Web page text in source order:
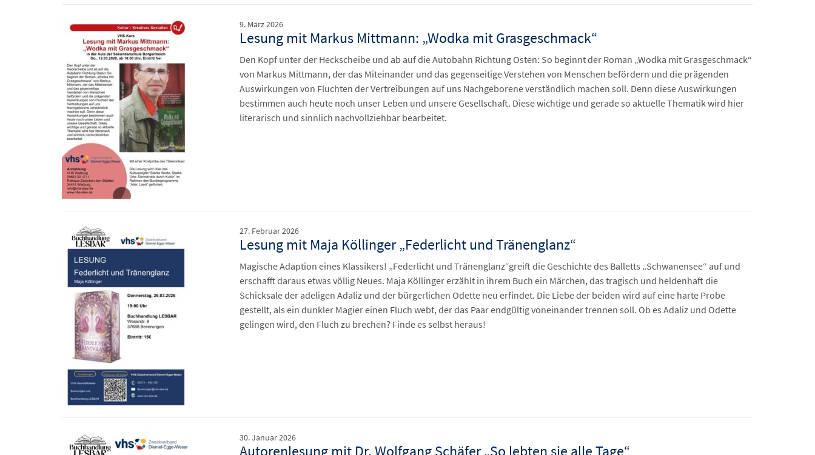
9. März 2026
Lesung mit Markus Mittmann: „Wodka mit Grasgeschmack“
Den Kopf unter der Heckscheibe und ab auf die Autobahn Richtung Osten: So beginnt der Roman „Wodka mit Grasgeschmack“
von Markus Mittmann, der das Miteinander und das gegenseitige Verstehen von Menschen befördern und die prägenden
Auswirkungen von Fluchten der Vertreibungen auf uns Nachgeborene verständlich machen soll. Denn diese Auswirkungen
bestimmen auch heute noch unser Leben und unsere Gesellschaft. Diese wichtige und gerade so aktuelle Thematik wird hier
literarisch und sinnlich nachvollziehbar bearbeitet.
27. Februar 2026
Lesung mit Maja Köllinger „Federlicht und Tränenglanz“
Magische Adaption eines Klassikers! „Federlicht und Tränenglanz“greift die Geschichte des Balletts „Schwanensee“ auf und
erschafft daraus etwas völlig Neues. Maja Köllinger erzählt in ihrem Buch ein Märchen, das tragisch und heldenhaft die
Schicksale der adeligen Adaliz und der bürgerlichen Odette neu erfindet. Die Liebe der beiden wird auf eine harte Probe
gestellt, als ein dunkler Magier einen Fluch webt, der das Paar endgültig voneinander trennen soll. Ob es Adaliz und Odette
gelingen wird, den Fluch zu brechen? Finde es selbst heraus!
30. Januar 2026
Autorenlesung mit Dr. Wolfgang Schäfer „So lebten sie alle Tage“